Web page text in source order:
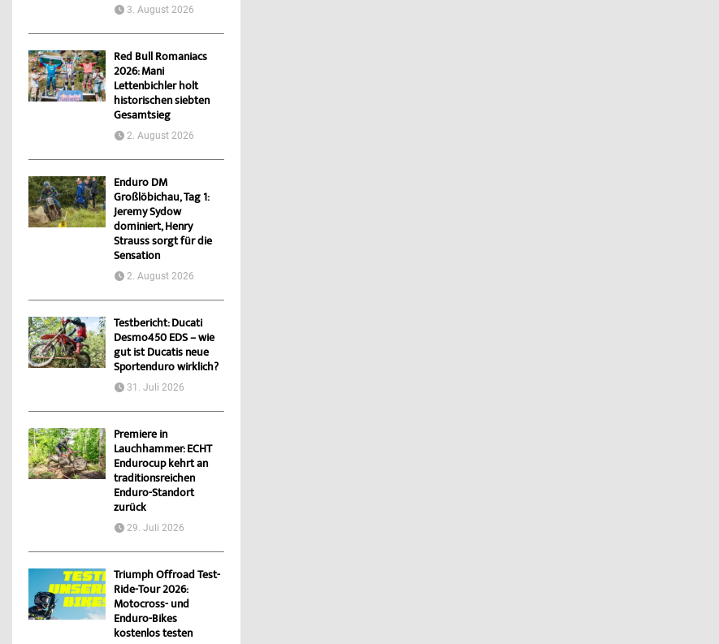
3. August 2026
Red Bull Romaniacs
2026: Mani
Lettenbichler holt
historischen siebten
Gesamtsieg
2. August 2026
Enduro DM
Großlöbichau, Tag 1:
Jeremy Sydow
dominiert, Henry
Strauss sorgt für die
Sensation
2. August 2026
Testbericht: Ducati
Desmo450 EDS – wie
gut ist Ducatis neue
Sportenduro wirklich?
31. Juli 2026
Premiere in
Lauchhammer: ECHT
Endurocup kehrt an
traditionsreichen
Enduro-Standort
zurück
29. Juli 2026
Triumph Offroad Test-
Ride-Tour 2026:
Motocross- und
Enduro-Bikes
kostenlos testen